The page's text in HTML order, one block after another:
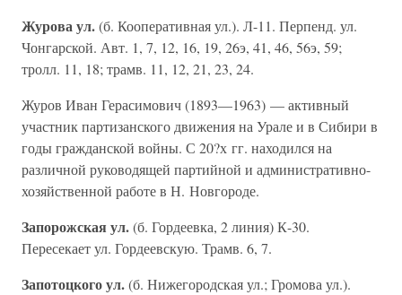
Журова ул.(б. Кооперативная ул.). Л-11. Перпенд. ул.
Чонгарской. Авт. 1, 7, 12, 16, 19, 26э, 41, 46, 56э, 59;
тролл. 11, 18; трамв. 11, 12, 21, 23, 24.
Журов Иван Герасимович (1893—1963) — активный
участник партизанского движения на Урале и в Сибири в
годы гражданской войны. С 20?х гг. находился на
различной руководящей партийной и административно-
хозяйственной работе в Н. Новгороде.
Запорожская ул.(б. Гордеевка, 2 линия) К-30.
Пересекает ул. Гордеевскую. Трамв. 6, 7.
Запотоцкого ул.(б. Нижегородская ул.; Громова ул.).